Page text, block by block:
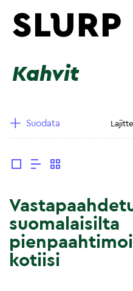
Kahvit
Suodata
suomalaisilta
kotiisi